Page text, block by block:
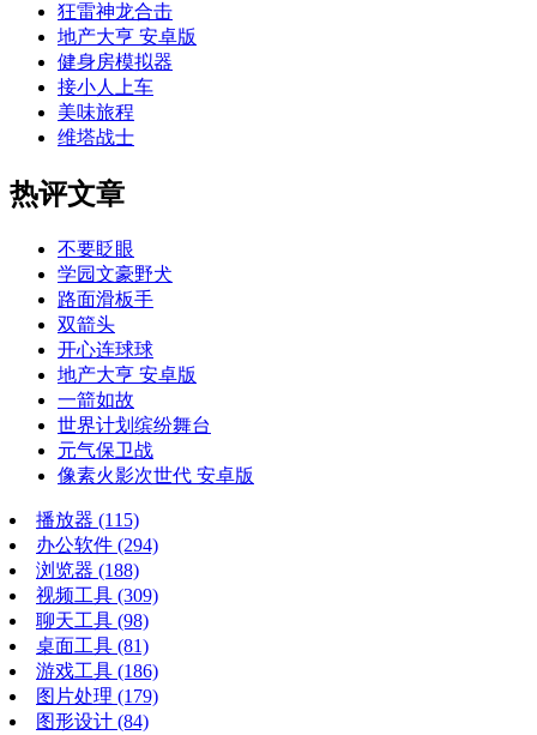
狂雷神龙合击
地产大亨 安卓版
健身房模拟器
接小人上车
美味旅程
维塔战士
热评文章
不要眨眼
学园文豪野犬
路面滑板手
双箭头
开心连球球
地产大亨 安卓版
一箭如故
世界计划缤纷舞台
元气保卫战
像素火影次世代 安卓版
播放器 (115)
办公软件 (294)
浏览器 (188)
视频工具 (309)
聊天工具 (98)
桌面工具 (81)
游戏工具 (186)
图片处理 (179)
图形设计 (84)